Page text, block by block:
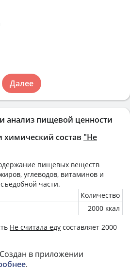
анализ пищевой ценности
состав "Не
пищевых веществ
углеводов, витаминов и
съедобной части.
Количество
2000 ккал
Не считала еду составляет 2000
в приложении
.
Далее